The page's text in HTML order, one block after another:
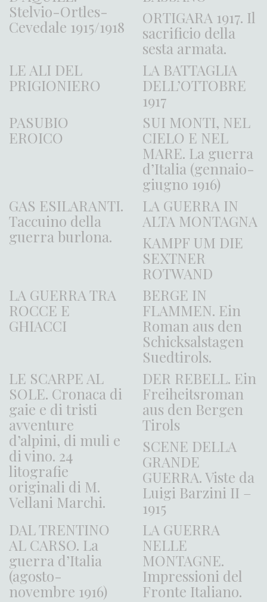
Stelvio-Ortles-
Cevedale 1915/1918
ORTIGARA 1917. Il
sacrificio della
sesta armata.
LE ALI DEL
PRIGIONIERO
LA BATTAGLIA
DELL’OTTOBRE
1917
PASUBIO
EROICO
SUI MONTI, NEL
CIELO E NEL
MARE. La guerra
d’Italia (gennaio-
giugno 1916)
GAS ESILARANTI.
Taccuino della
guerra burlona.
LA GUERRA IN
ALTA MONTAGNA
KAMPF UM DIE
SEXTNER
ROTWAND
LA GUERRA TRA
ROCCE E
GHIACCI
BERGE IN
FLAMMEN. Ein
Roman aus den
Schicksalstagen
Suedtirols.
LE SCARPE AL
SOLE. Cronaca di
gaie e di tristi
avventure
d’alpini, di muli e
di vino. 24
litografie
originali di M.
Vellani Marchi.
DER REBELL. Ein
Freiheitsroman
aus den Bergen
Tirols
SCENE DELLA
GRANDE
GUERRA. Viste da
Luigi Barzini II –
1915
DAL TRENTINO
AL CARSO. La
guerra d’Italia
(agosto-
novembre 1916)
LA GUERRA
NELLE
MONTAGNE.
Impressioni del
Fronte Italiano.